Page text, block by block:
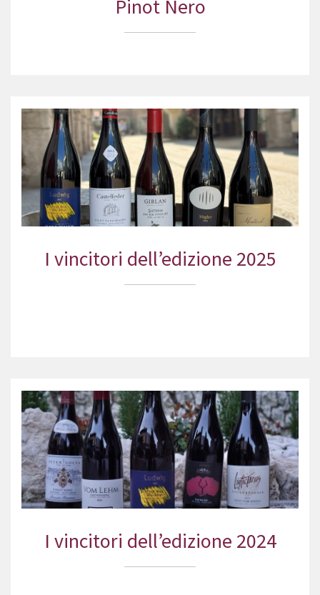
Pinot Nero
I vincitori dell’edizione 2025
I vincitori dell’edizione 2024